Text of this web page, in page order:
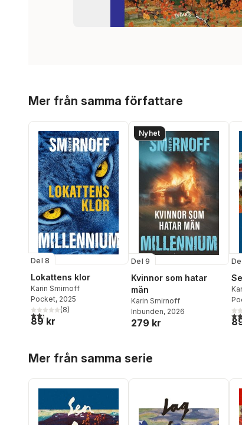
Mer från samma författare
Del 8
Lokattens klor
Karin Smirnoff
Pocket, 2025
2,3utav 5 stjärnor. Totalt antal röster:
(8)
89 kr
Nyhet
Del 9
Kvinnor som hatar
män
Karin Smirnoff
Inbunden, 2026
279 kr
4,1
Mer från samma serie